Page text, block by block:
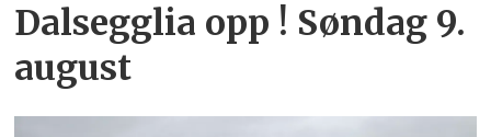
Dalsegglia opp ! Søndag 9.
august